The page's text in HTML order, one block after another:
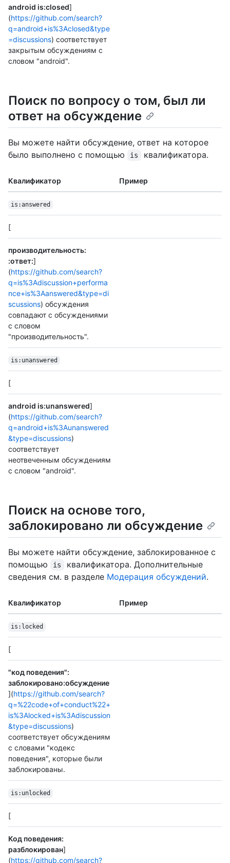
android is:closed]
(https://github.com/search?
q=android+is%3Aclosed&type
=discussions) соответствует
закрытым обсуждениям с
словом "android".
Поиск по вопросу о том, был ли
ответ на обсуждение
Вы можете найти обсуждение, ответ на которое
было выполнено с помощью
is квалификатора.
Квалификатор Пример
is:answered
[
производительность:
:ответ:]
(https://github.com/search?
q=is%3Adiscussion+performa
nce+is%3Aanswered&type=di
scussions) обсуждения
совпадают с обсуждениями
с словом
"производительность".
is:unanswered
[
android is:unanswered]
(https://github.com/search?
q=android+is%3Aunanswered
&type=discussions)
соответствует
неотвеченным обсуждениям
с словом "android".
Поиск на основе того,
заблокировано ли обсуждение
Вы можете найти обсуждение, заблокированное с
помощью
is
квалификатора. Дополнительные
сведения см. в разделе Модерация обсуждений.
Квалификатор Пример
is:locked
[
"код поведения":
заблокировано:обсуждение
](https://github.com/search?
q=%22code+of+conduct%22+
is%3Alocked+is%3Adiscussion
&type=discussions)
соответствует обсуждениям
с словами "кодекс
поведения", которые были
заблокированы.
is:unlocked
[
Код поведения:
разблокирован]
(https://github.com/search?